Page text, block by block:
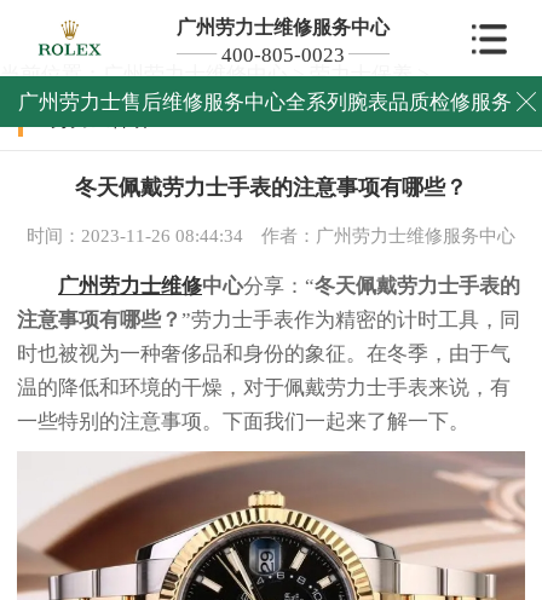
广州劳力士维修服务中心
400-805-0023
广州劳力士售后维修服务中心全系列腕表品质检修服务 
当前位置：广州劳力士维修中心>劳力士保养>
劳力士保养
冬天佩戴劳力士手表的注意事项有哪些？
时间：2023-11-26 08:44:34 作者：广州劳力士维修服务中心
广州劳力士维修中心分享：“冬天佩戴劳力士手表的
注意事项有哪些？ ”劳力士手表作为精密的计时工具，同
时也被视为一种奢侈品和身份的象征。在冬季，由于气
温的降低和环境的干燥，对于佩戴劳力士手表来说，有
一些特别的注意事项。下面我们一起来了解一下。